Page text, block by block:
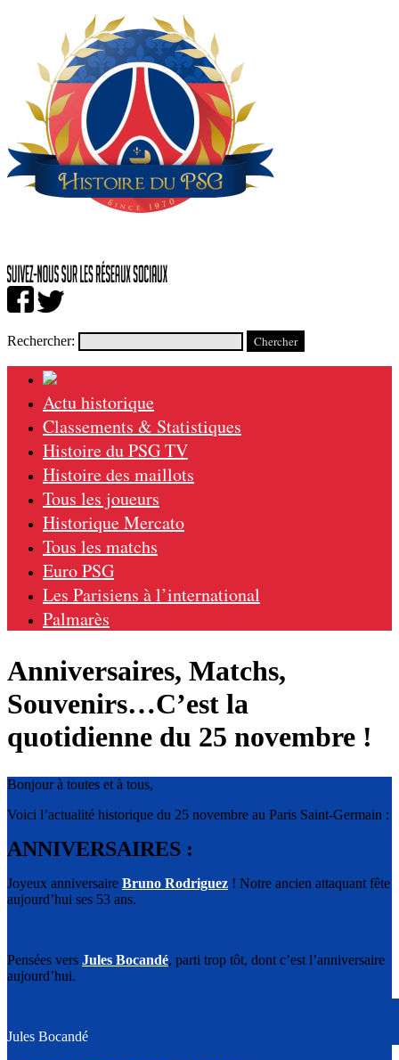
Rechercher:
Actu historique
Classements & Statistiques
Histoire du PSG TV
Histoire des maillots
Tous les joueurs
Historique Mercato
Tous les matchs
Euro PSG
Les Parisiens à l’international
Palmarès
Anniversaires, Matchs,
Souvenirs…C’est la
quotidienne du 25 novembre !
Bonjour à toutes et à tous,
Voici l’actualité historique du 25 novembre au Paris Saint-Germain :
ANNIVERSAIRES :
Joyeux anniversaire Bruno Rodriguez ! Notre ancien attaquant fête
aujourd’hui ses 53 ans.
Pensées vers Jules Bocandé, parti trop tôt, dont c’est l’anniversaire
aujourd’hui.
Jules Bocandé